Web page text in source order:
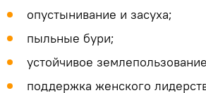
опустынивание и засуха;
пыльные бури;
устойчивое
поддержка женского